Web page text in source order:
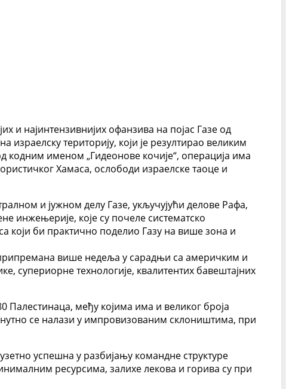
и најинтензивнијих офанзива на појас Газе од
израелску територију, који је резултирао великим
кодним именом „Гидеонове кочије“, операција има
Хамаса, ослободи израелске таоце и
и јужном делу Газе, укључујући делове Рафа,
инжењерије, које су почеле систематско
који би практично поделио Газу на више зона и
више недеља у сарадњи са америчким и
супериорне технологије, квалитентих бавештајних
Палестинаца, међу којима има и великог броја
се налази у импровизованим склоништима, при
успешна у разбијању командне структуре
ресурсима, залихе лекова и горива су при